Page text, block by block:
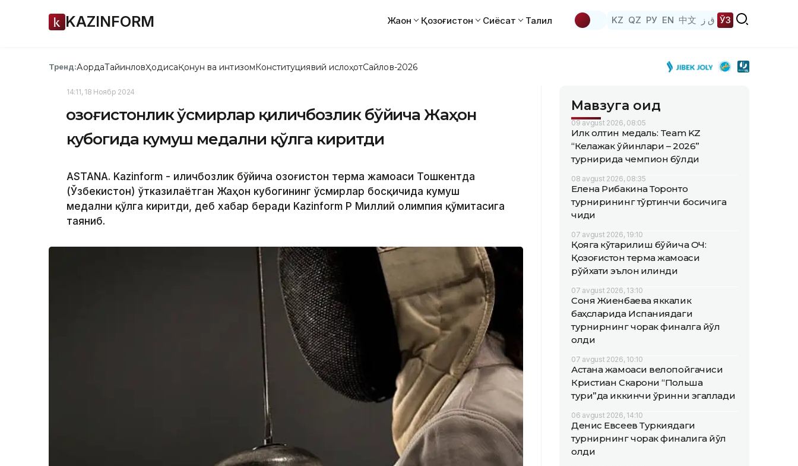
KAZINFORM Жаҳон Қозоғистон Сиёсат Таҳлил KZ QZ РУ EN 中文 ق ز ЎЗ
Тренд:АқордаТайинловҲодисаҚонун ва интизомКонституциявий ислоҳотСайлов-2026
14:11, 18 Ноябр 2024
Қозоғистонлик ўсмирлар қиличбозлик бўйича Жаҳон
кубогида кумуш медални қўлга киритди
ASTANA. Kazinform - Қиличбозлик бўйича Қозоғистон терма жамоаси Тошкентда
(Ўзбекистон) ўтказилаётган Жаҳон кубогининг ўсмирлар босқичида кумуш
медални қўлга киритди, деб хабар беради Kazinform ҚР Миллий олимпия қўмитасига
таяниб.
Мавзуга оид
09 avgust 2026, 08:05
Илк олтин медаль: Team KZ
“Келажак ўйинлари – 2026”
турнирида чемпион бўлди
08 avgust 2026, 08:35
Елена Рибакина Торонто
турнирининг тўртинчи босқичига
чиқди
07 avgust 2026, 19:10
Қояга кўтарилиш бўйича ОЧ:
Қозоғистон терма жамоаси
рўйхати эълон қилинди
07 avgust 2026, 13:10
Соня Жиенбаева яккалик
баҳсларида Испаниядаги
турнирнинг чорак финалга йўл
олди
07 avgust 2026, 10:10
Астана жамоаси велопойгачиси
Кристиан Скарони “Польша
тури”да иккинчи ўринни эгаллади
06 avgust 2026, 14:10
Денис Евсеев Туркиядаги
турнирнинг чорак финалига йўл
олди